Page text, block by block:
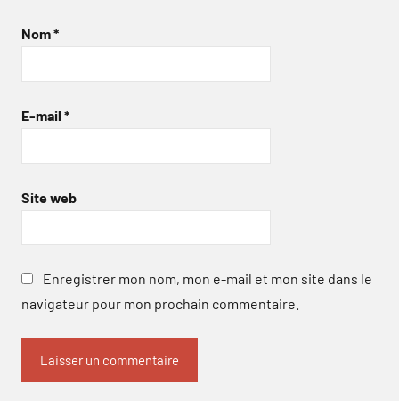
Nom*
E-mail *
Site web
Enregistrer mon nom, mon e-mail et mon site dans le
navigateur pour mon prochain commentaire.